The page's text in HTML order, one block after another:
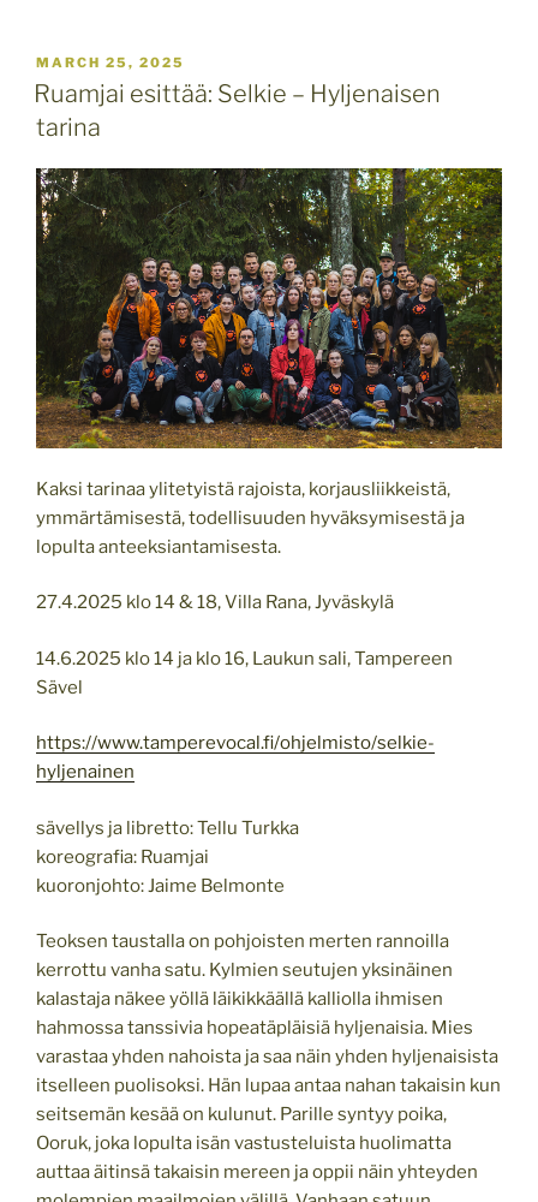
POSTED
ON
MARCH 25, 2025
Ruamjai esittää: Selkie – Hyljenaisen
tarina
Kaksi tarinaa ylitetyistä rajoista, korjausliikkeistä,
ymmärtämisestä, todellisuuden hyväksymisestä ja
lopulta anteeksiantamisesta.
27.4.2025 klo 14 & 18, Villa Rana, Jyväskylä
14.6.2025 klo 14 ja klo 16, Laukun sali, Tampereen
Sävel
https://www.tamperevocal.fi/ohjelmisto/selkie-
hyljenainen
sävellys ja libretto: Tellu Turkka
koreografia: Ruamjai
kuoronjohto: Jaime Belmonte
Teoksen taustalla on pohjoisten merten rannoilla
kerrottu vanha satu. Kylmien seutujen yksinäinen
kalastaja näkee yöllä läikikkäällä kalliolla ihmisen
hahmossa tanssivia hopeatäpläisiä hyljenaisia. Mies
varastaa yhden nahoista ja saa näin yhden hyljenaisista
itselleen puolisoksi. Hän lupaa antaa nahan takaisin kun
seitsemän kesää on kulunut. Parille syntyy poika,
Ooruk, joka lopulta isän vastusteluista huolimatta
auttaa äitinsä takaisin mereen ja oppii näin yhteyden